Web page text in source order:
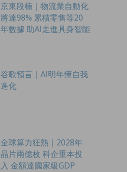
京東段楠｜物流業自動化
將達98% 累積零售等20
年數據 助AI走進具身智能
谷歌預言｜AI明年懂自我
進化
全球算力狂熱｜2028年
晶片兩億枚 科企重本投
入 金額達國家級GDP